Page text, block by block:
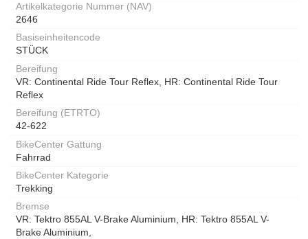
Artikelkategorie Nummer (NAV)
2646
Basiseinheitencode
STÜCK
Bereifung
VR: Continental Ride Tour Reflex, HR: Continental Ride Tour
Reflex
Bereifung (ETRTO)
42-622
BikeCenter Gattung
Fahrrad
BikeCenter Kategorie
Trekking
Bremse
VR: Tektro 855AL V-Brake Aluminium, HR: Tektro 855AL V-
Brake Aluminium,